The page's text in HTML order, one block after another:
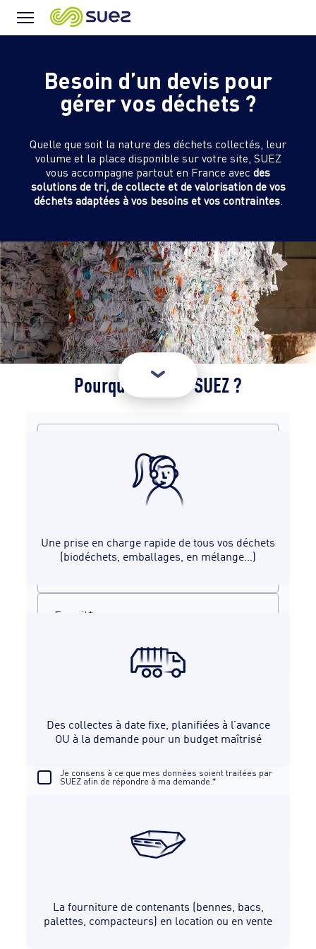
Icône
Besoin d’un devis pour
gérer vos déchets ?
Quelle que soit la nature des déchets collectés, leur
volume et la place disponible sur votre site, SUEZ
vous accompagne partout en France avec des
solutions de tri, de collecte et de valorisation de vos
déchets adaptées à vos besoins et vos contraintes.
E-mail*
Je consens à ce que mes données soient traitées par
SUEZ afin de répondre à ma demande.*
valorisation France, situé à Altiplano, 4, place de la Pyramide -
92800 Puteaux, France, une société du Groupe SUEZ, traite vos
données personnelles dans son intérêt légitime, pour répondre à
voir plus
Pourquoi choisir SUEZ ?
Une prise en charge rapide de tous vos déchets
(biodéchets, emballages, en mélange…)
Des collectes à date fixe, planifiées à l’avance
OU à la demande pour un budget maîtrisé
La fourniture de contenants (bennes, bacs,
palettes, compacteurs) en location ou en vente